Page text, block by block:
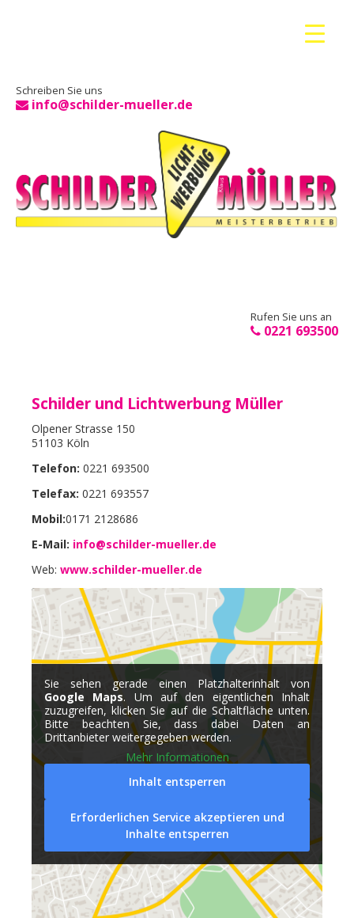
Schreiben Sie uns
info@schilder-mueller.de
Rufen Sie uns an
0221 693500
Schilder und Lichtwerbung Müller
Olpener Strasse 150
51103 Köln
Telefon: 0221 693500
Telefax: 0221 693557
Mobil:0171 2128686
E-Mail: info@schilder-mueller.de
Web: www.schilder-mueller.de
Sie sehen gerade einen Platzhalterinhalt von
Google Maps. Um auf den eigentlichen Inhalt
zuzugreifen, klicken Sie auf die Schaltfläche unten.
Bitte beachten Sie, dass dabei Daten an
Drittanbieter weitergegeben werden.
Mehr Informationen
Inhalt entsperren
Erforderlichen Service akzeptieren und
Inhalte entsperren